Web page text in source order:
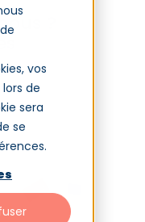
vos
de
sera
se
?
- Réforme